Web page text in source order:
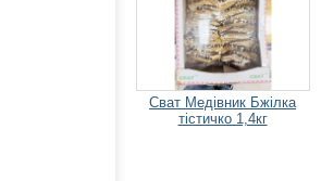
Сват Медівник Бжілка
тістичко 1,4кг